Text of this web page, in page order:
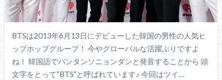
BTSは2013年6月13日にデビューした韓国の男性の人気ヒ
ップホップグループ！ 今やグローバルな活躍ぶりですよ
ね！ 韓国語でバンタンソニョンダンと発音することから 頭
文字をとって“BTS”と呼ばれています♪ 今回はツイ…